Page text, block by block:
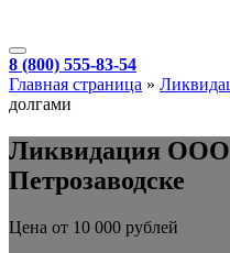
8 (800) 555-83-54
Главная страница »
долгами
Ликвидация ООО
Петрозаводске
Цена от 10 000 рублей